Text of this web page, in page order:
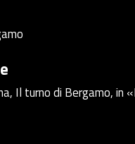
Il turno di Bergamo,